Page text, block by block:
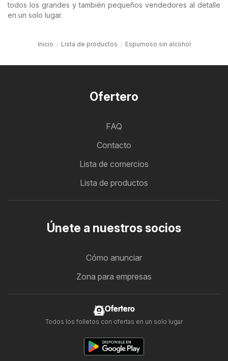
todos los grandes y también pequeños vendedores al detalle
en un solo lugar.
Inicio Lista de productos Espumoso sin alcohol
Ofertero
FAQ
Contacto
Lista de comercios
Lista de productos
Únete a nuestros socios
Cómo anunciar
Zona para empresas
Ofertero
Todos los folletos con ofertas en un solo lugar